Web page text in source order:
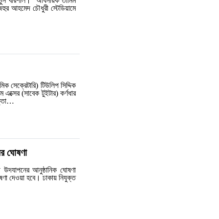
আহমেদ চৌধুরী স্টেডিয়ামে
সেক্রেটারি) টিউলিপ সিদ্দিক
(সাবেক টুইটার) কর্ণধার
ঘোষণা
উদযাপনের আনুষ্ঠানিক ঘোষণা
দেওয়া হবে। ঢাকায় নিযুক্ত